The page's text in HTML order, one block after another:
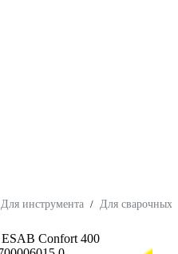
Для инструмента / Для сварочных